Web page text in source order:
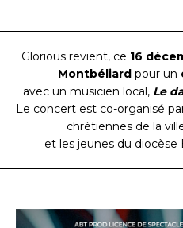
Glorious revient, ce 16
Montbéliardpour un
avec un musicien local, Le
Le concert est co-organisé
chrétiennes de la
et les jeunes du